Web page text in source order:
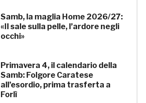
Samb, la maglia Home 2026/27:
«Il sale sulla pelle, l’ardore negli
occhi»
Primavera 4, il calendario della
Samb: Folgore Caratese
all’esordio, prima trasferta a
Forlì